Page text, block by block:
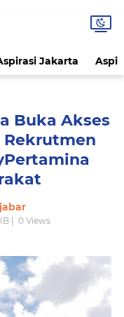
Jakarta
Buka Akses
Rekrutmen
| 0Views